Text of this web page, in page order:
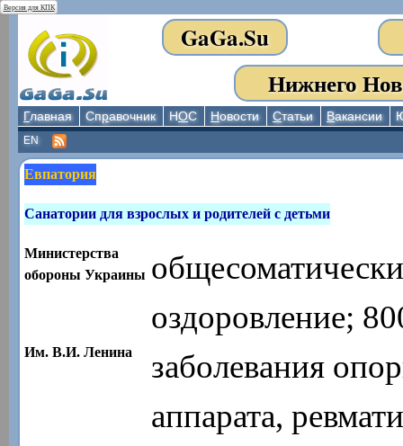
Версия для КПК
GaGa.Su
Нижнего
Главная Справочник НОС Новости Статьи Вакансии
EN
Евпатория
Санатории для взрослых и родителей с детьми
Министерства
обороны Украины
оздоровление;
Им. В.И. Ленина
заболевания
аппарата,